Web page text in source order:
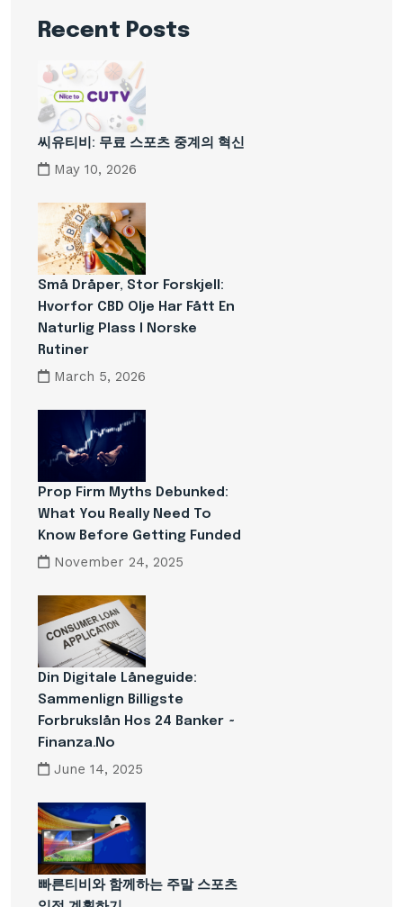
Recent Posts
씨유티비: 무료 스포츠 중계의 혁신
May 10, 2026
Små Dråper, Stor Forskjell:
Hvorfor CBD Olje Har Fått En
Naturlig Plass I Norske
Rutiner
March 5, 2026
Prop Firm Myths Debunked:
What You Really Need To
Know Before Getting Funded
November 24, 2025
Din Digitale Låneguide:
Sammenlign Billigste
Forbrukslån Hos 24 Banker ~
Finanza.no
June 14, 2025
빠른티비와 함께하는 주말 스포츠